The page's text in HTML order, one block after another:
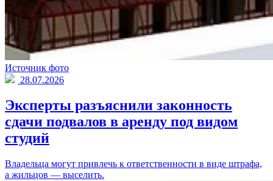
Источник фото
28.07.2026
Эксперты разъяснили законность
сдачи подвалов в аренду под видом
студий
Владельца могут привлечь к ответственности в виде штрафа,
а жильцов — выселить.